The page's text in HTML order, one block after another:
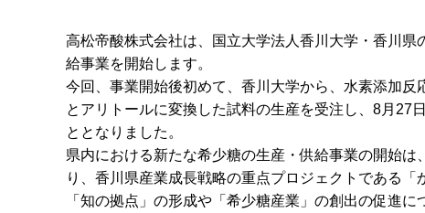
高松帝酸株式会社は、国立大学法人香川大学・香川
給事業を開始します。
今回、事業開始後初めて、香川大学から、水素添加
とアリトールに変換した試料の生産を受注し、8月27
ととなりました。
県内における新たな希少糖の生産・供給事業の開始
り、香川県産業成長戦略の重点プロジェクトである
「知の拠点」の形成や「希少糖産業」の創出の促進に